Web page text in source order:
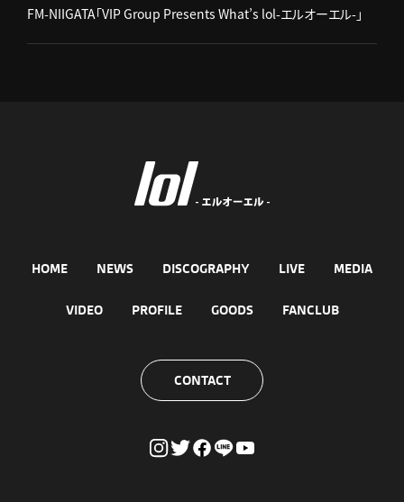
FM-NIIGATA「VIP Group Presents What’s lol-エルオーエル-」
HOME NEWS DISCOGRAPHY LIVE MEDIA
VIDEO PROFILE GOODS FANCLUB
CONTACT